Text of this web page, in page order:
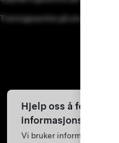
Treningssentre på utvalgte
Hjelp oss å forbedre
informasjonskapsler
Vi bruker